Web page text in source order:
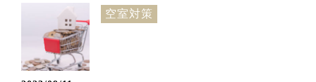
空室対策